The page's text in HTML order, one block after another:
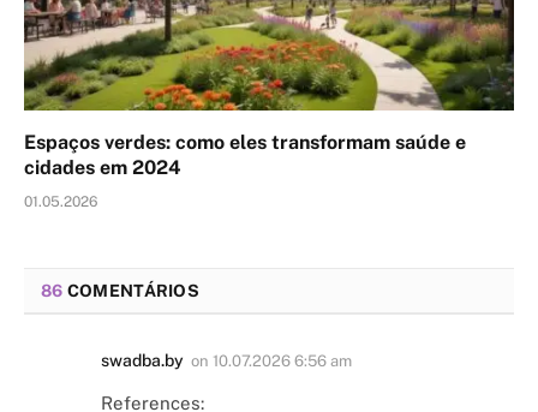
Espaços verdes: como eles transformam saúde e
cidades em 2024
01.05.2026
86 COMENTÁRIOS
swadba.by on 10.07.2026 6:56 am
References: